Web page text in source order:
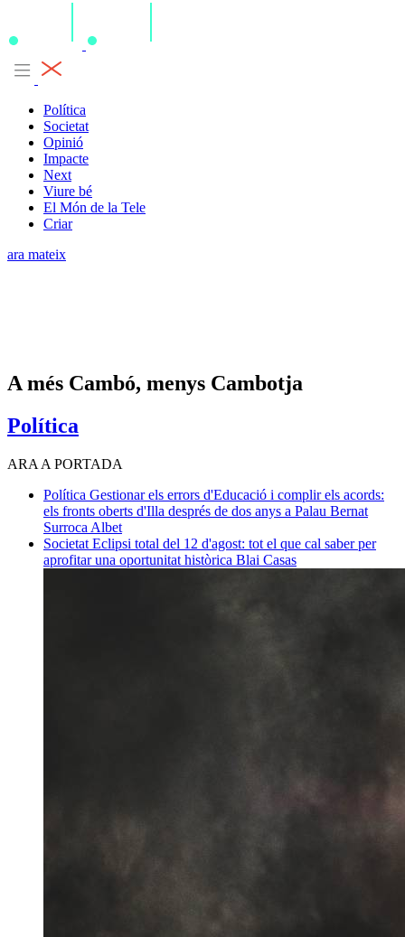
Política
Societat
Opinió
Impacte
Next
Viure bé
El Món de la Tele
Criar
ara mateix
A més Cambó, menys Cambotja
Política
ARA A PORTADA
Política Gestionar els errors d'Educació i complir els acords:
els fronts oberts d'Illa després de dos anys a Palau Bernat
Surroca Albet
Societat Eclipsi total del 12 d'agost: tot el que cal saber per
aprofitar una oportunitat històrica Blai Casas